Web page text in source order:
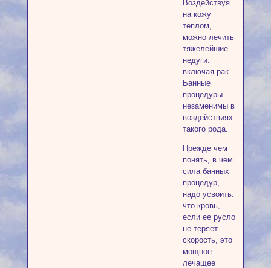
Воздействуя
на кожу
теплом,
можно лечить
тяжелейшие
недуги:
включая рак.
Банные
процедуры
незаменимы в
воздействиях
такого рода.
Прежде чем
понять, в чем
сила банных
процедур,
надо усвоить:
что кровь,
если ее русло
не теряет
скорость, это
мощное
лечащее